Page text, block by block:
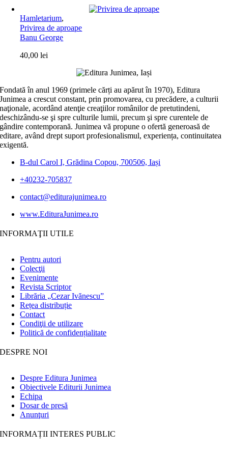
Hamletarium,
Privirea de aproape
Banu George
40,00lei
Fondată în anul 1969 (primele cărți au apărut în 1970), Editura
Junimea a crescut constant, prin promovarea, cu precădere, a culturii
naţionale, acordând atenţie creaţiilor românilor de pretutindeni,
deschizându-se şi spre culturile lumii, precum şi spre curentele de
gândire contemporană. Junimea vă propune o ofertă generoasă de
editare, având drept suport profesionalismul, experiența, continuitatea
exigentă.
B-dul Carol I, Grădina Copou, 700506, Iași
+40232-705837
contact@editurajunimea.ro
www.EdituraJunimea.ro
INFORMAŢII UTILE
Pentru autori
Colecţii
Evenimente
Revista Scriptor
Librăria „Cezar Ivănescu”
Rețea distribuție
Contact
Condiţii de utilizare
Politică de confidențialitate
DESPRE NOI
Despre Editura Junimea
Obiectivele Editurii Junimea
Echipa
Dosar de presă
Anunţuri
INFORMAȚII INTERES PUBLIC